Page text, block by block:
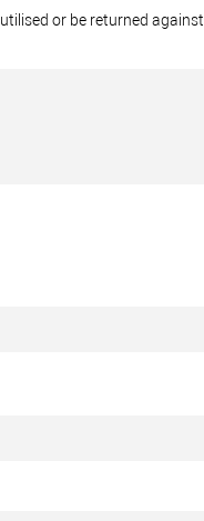
or be returned against